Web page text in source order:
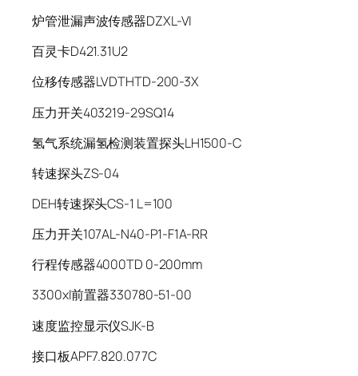
炉管泄漏声波传感器DZXL-VI
百灵卡D421.31U2
位移传感器LVDTHTD-200-3X
压力开关403219-29SQ14
氢气系统漏氢检测装置探头LH1500-C
转速探头ZS-04
DEH转速探头CS-1 L=100
压力开关107AL-N40-P1-F1A-RR
行程传感器4000TD 0-200mm
3300xl前置器330780-51-00
速度监控显示仪SJK-B
接口板APF7.820.077C